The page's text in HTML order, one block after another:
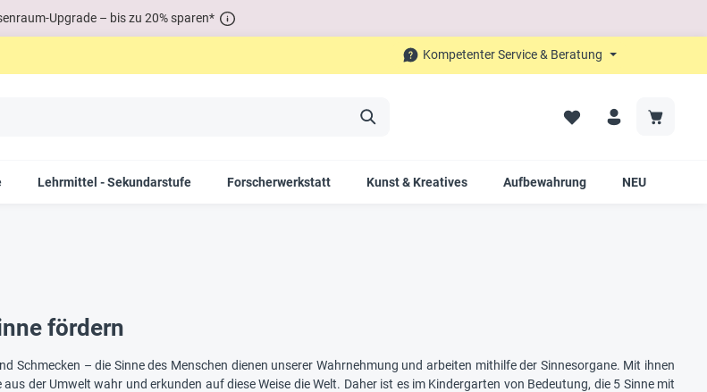
Upgrade – bis zu 20% sparen*
Kompetenter Service & Beratung
Lehrmittel - Sekundarstufe Forscherwerkstatt Kunst & Kreatives Aufbewahrung NEU
fördern
Schmecken – die Sinne des Menschen dienen unserer Wahrnehmung und arbeiten mithilfe der Sinnesorgane. Mit ihnen
der Umwelt wahr und erkunden auf diese Weise die Welt. Daher ist es im Kindergarten von Bedeutung, die 5 Sinne mit